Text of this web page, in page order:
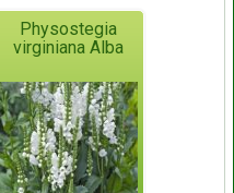
Physostegia
virginiana Alba